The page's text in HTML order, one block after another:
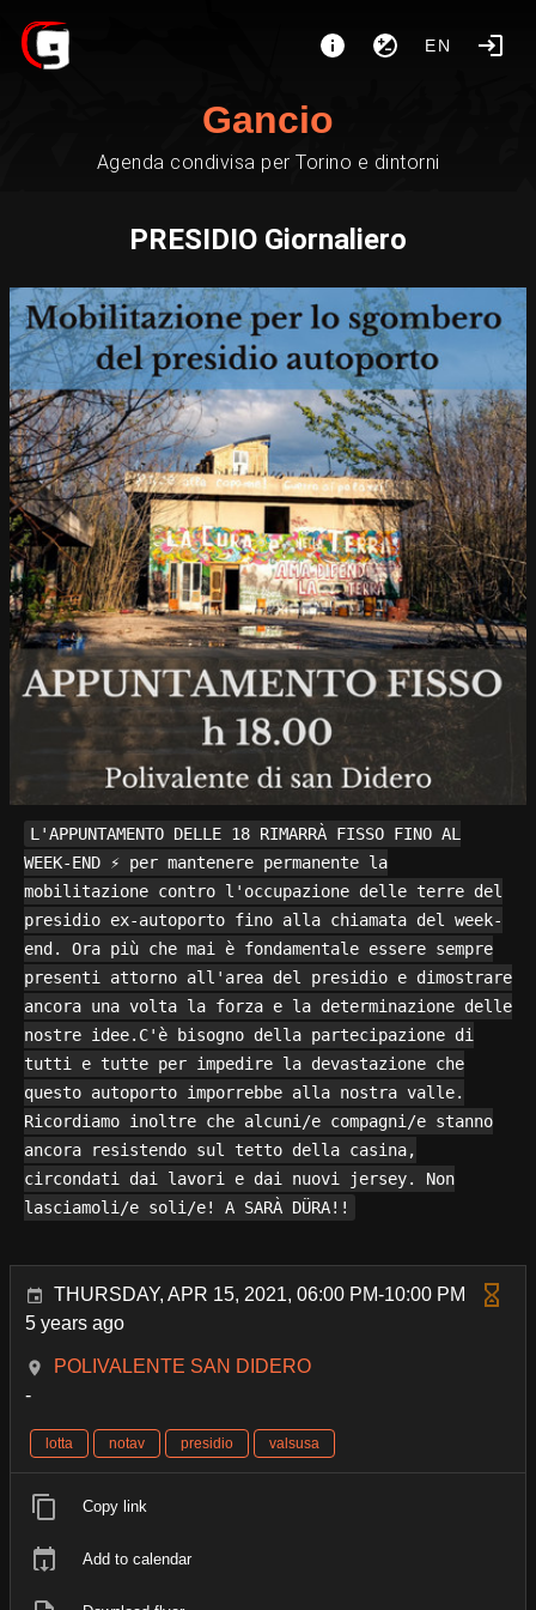
EN
Gancio
Agenda condivisa per Torino e dintorni
PRESIDIO Giornaliero
L'APPUNTAMENTO DELLE 18 RIMARRÀ FISSO FINO AL
WEEK-END ⚡ per mantenere permanente la
mobilitazione contro l'occupazione delle terre del
presidio ex-autoporto fino alla chiamata del week-
end. Ora più che mai è fondamentale essere sempre
presenti attorno all'area del presidio e dimostrare
ancora una volta la forza e la determinazione delle
nostre idee.C'è bisogno della partecipazione di
tutti e tutte per impedire la devastazione che
questo autoporto imporrebbe alla nostra valle.
Ricordiamo inoltre che alcuni/e compagni/e stanno
ancora resistendo sul tetto della casina,
circondati dai lavori e dai nuovi jersey. Non
lasciamoli/e soli/e! A SARÀ DÜRA!!
THURSDAY, APR 15, 2021, 06:00 PM-10:00 PM
5 years ago
POLIVALENTE SAN DIDERO
-
lotta notav presidio valsusa
Copy link
Add to calendar